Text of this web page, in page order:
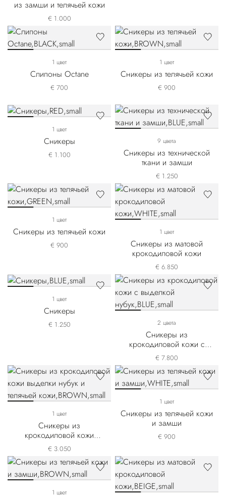
из замши и телячьей кожи
€ 1.000
1 цвет
Слипоны Octane
€ 700
1 цвет
Сникеры из телячьей кожи
€ 900
1 цвет
Сникеры
€ 1.100
9 цвета
Сникеры из технической
ткани и замши
€ 1.250
1 цвет
Сникеры из телячьей кожи
€ 900
1 цвет
Сникеры из матовой
крокодиловой кожи
€ 6.850
1 цвет
Сникеры
€ 1.250 2 цвета
Сникеры из
крокодиловой кожи с
выделкой нубук
€ 7.800
1 цвет
Сникеры из
крокодиловой кожи
выделки нубук и телячьей
кожи
€ 3.050
1 цвет
Сникеры из телячьей кожи
и замши
€ 900
1 цвет